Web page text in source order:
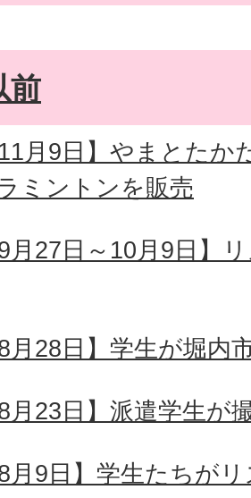
前
11月9日】やまとた
ミントンを販売
9月27日～10月9日】
8月28日】学生が堀内
8月23日】派遣学生が
8月9日】学生たちが